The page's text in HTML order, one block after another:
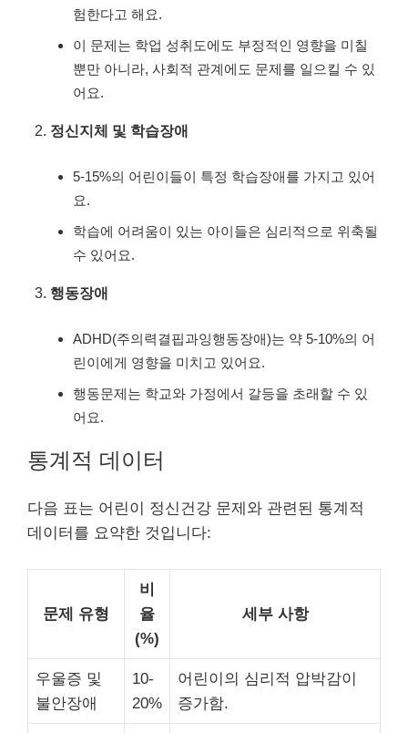
험한다고 해요.
이 문제는 학업 성취도에도 부정적인 영향을 미칠
뿐만 아니라, 사회적 관계에도 문제를 일으킬 수 있
어요.
정신지체 및 학습장애
5-15%의 어린이들이 특정 학습장애를 가지고 있어
요.
학습에 어려움이 있는 아이들은 심리적으로 위축될
수 있어요.
행동장애
ADHD(주의력결핍과잉행동장애)는 약 5-10%의 어
린이에게 영향을 미치고 있어요.
행동문제는 학교와 가정에서 갈등을 초래할 수 있
어요.
통계적 데이터
다음 표는 어린이 정신건강 문제와 관련된 통계적
데이터를 요약한 것입니다:
문제 유형
비
율
(%)
세부 사항
우울증 및
불안장애
10-
20%
어린이의 심리적 압박감이
증가함.